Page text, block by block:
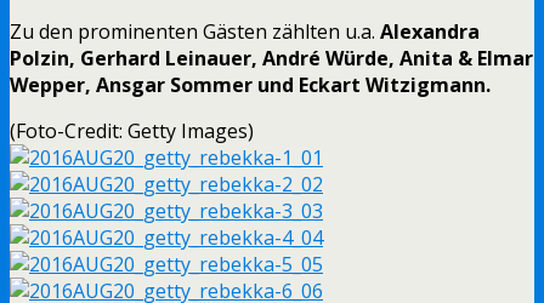
Zu den prominenten Gästen zählten u.a. Alexandra
Polzin, Gerhard Leinauer, André Würde, Anita & Elmar
Wepper, Ansgar Sommer und Eckart Witzigmann.
(Foto-Credit: Getty Images)